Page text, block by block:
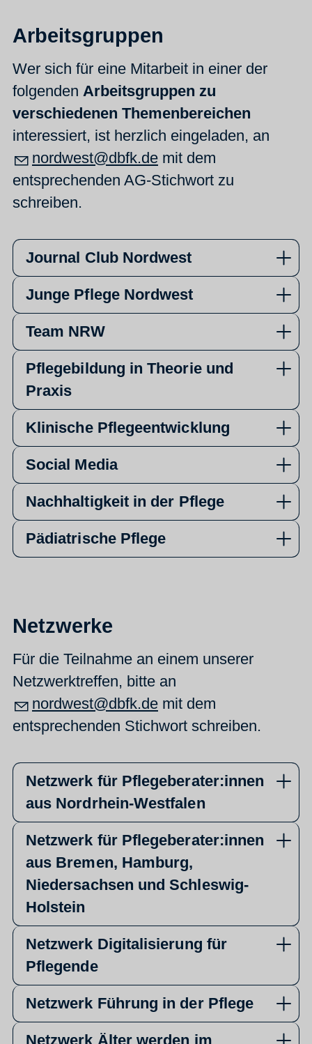
Arbeitsgruppen
Wer sich für eine Mitarbeit in einer der
folgenden Arbeitsgruppen zu
verschiedenen Themenbereichen
interessiert, ist herzlich eingeladen, an
nordwest@dbfk.de mit dem
entsprechenden AG-Stichwort zu
schreiben.
Journal Club Nordwest
Junge Pflege Nordwest
Team NRW
Pflegebildung in Theorie und
Praxis
Klinische Pflegeentwicklung
Social Media
Nachhaltigkeit in der Pflege
Pädiatrische Pflege
Netzwerke
Für die Teilnahme an einem unserer
Netzwerktreffen, bitte an
nordwest@dbfk.de mit dem
entsprechenden Stichwort schreiben.
Netzwerk für Pflegeberater:innen
aus Nordrhein-Westfalen
Netzwerk für Pflegeberater:innen
aus Bremen, Hamburg,
Niedersachsen und Schleswig-
Holstein
Netzwerk Digitalisierung für
Pflegende
Netzwerk Führung in der Pflege
Netzwerk Älter werden im